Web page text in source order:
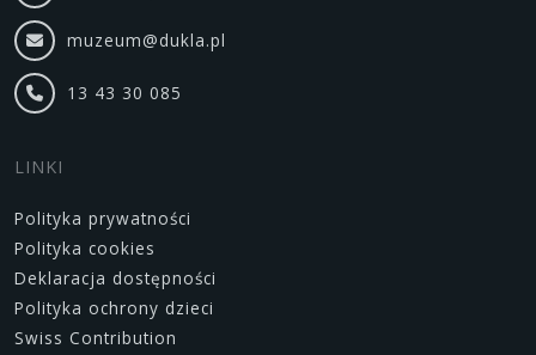
muzeum@dukla.pl
13 43 30 085
LINKI
Polityka prywatności
Polityka cookies
Deklaracja dostępności
Polityka ochrony dzieci
Swiss Contribution